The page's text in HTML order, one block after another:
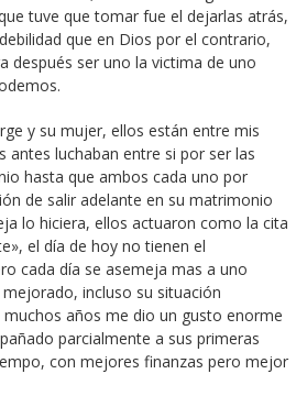
tuve que tomar fue el dejarlas atrás,
que en Dios por el contrario,
después ser uno la victima de uno
y su mujer, ellos están entre mis
antes luchaban entre si por ser las
hasta que ambos cada uno por
de salir adelante en su matrimonio
lo hiciera, ellos actuaron como la cita
el día de hoy no tienen el
cada día se asemeja mas a uno
incluso su situación
años me dio un gusto enorme
parcialmente a sus primeras
con mejores finanzas pero mejor